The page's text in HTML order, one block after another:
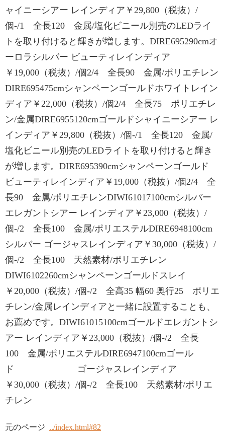
ャイニーシアー レインディア￥29,800（税抜）/
個-/1 全長120 金属/塩化ビニール別売のLEDライ
トを取り付けると輝きが増します。DIRE695290cmオ
ーロラシルバー ビューティレインディア
￥19,000（税抜）/個2/4 全長90 金属/ポリエチレン
DIRE695475cmシャンペーンゴールドホワイトレイン
ディア￥22,000（税抜）/個2/4 全長75 ポリエチレ
ン/金属DIRE6955120cmゴールドシャイニーシアー レ
インディア￥29,800（税抜）/個-/1 全長120 金属/
塩化ビニール別売のLEDライトを取り付けると輝き
が増します。DIRE695390cmシャンペーンゴールド
ビューティレインディア￥19,000（税抜）/個2/4 全
長90 金属/ポリエチレンDIWI61017100cmシルバー
エレガントシアー レインディア￥23,000（税抜）/
個-/2 全長100 金属/ポリエステルDIRE6948100cm
シルバー ゴージャスレインディア￥30,000（税抜）/
個-/2 全長100 天然素材/ポリエチレン
DIWI6102260cmシャンペーンゴールドスレイ
￥20,000（税抜）/個-/2 全高35 幅60 奥行25 ポリエ
チレン/金属レインディアと一緒に設置することも、
お薦めです。DIWI61015100cmゴールドエレガントシ
アー レインディア￥23,000（税抜）/個-/2 全長
100 金属/ポリエステルDIRE6947100cmゴール
ド ゴージャスレインディア
￥30,000（税抜）/個-/2 全長100 天然素材/ポリエ
チレン
元のページ ../index.html#82